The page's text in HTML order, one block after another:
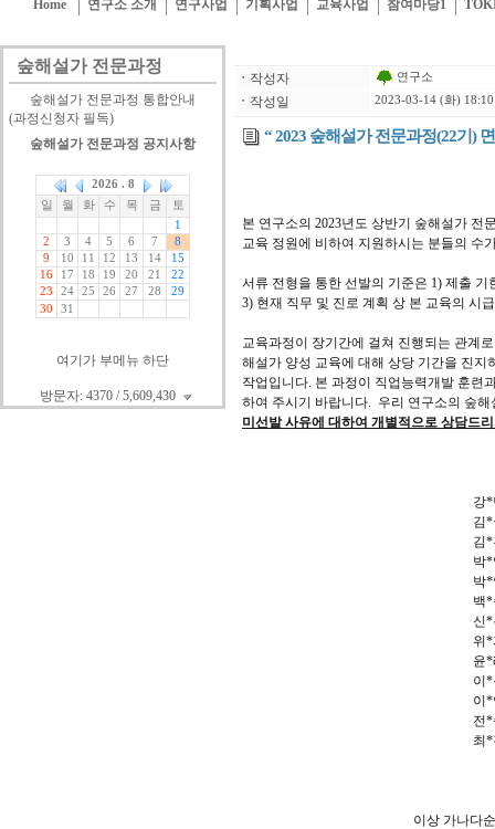
Home 연구소 소개 연구사업 기획사업 교육사업 참여마당1
숲해설가 전문과정
숲해설가 전문과정 통합안내
(과정신청자 필독)
숲해설가 전문과정 공지사항
여기가 부메뉴 하단
방문자: 4370 / 5,609,430
ㆍ 작성자 연구소
ㆍ 작성일 2023-03-14 (화) 18:10
“ 2023 숲해설가 전문과정(22기)
본 연구소의 2023년도 상반기 숲해설가 전
교육 정원에 비하여 지원하시는 분들의 수
서류 전형을 통한 선발의 기준은 1) 제출
3) 현재 직무 및 진로 계획 상 본 교육의 시
교육과정이 장기간에 걸쳐 진행되는 관계
해설가 양성 교육에 대해 상당 기간을 진
작업입니다. 본 과정이 직업능력개발 훈련
하여 주시기 바랍니다. 우리 연구소의 숲
미선발 사유에 대하여 개별적으로 상담드
강
김
김
박
박
백
신*
위*
윤
이
이
전
최
이상 가나다